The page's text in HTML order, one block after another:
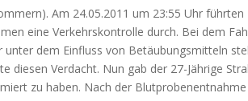
Am 24.05.2011 um 23:55 Uhr
eine Verkehrskontrolle durch. Bei dem
unter dem Einfluss von Betäubungsmitteln
diesen Verdacht. Nun gab der 27-Jährige
zu haben. Nach der